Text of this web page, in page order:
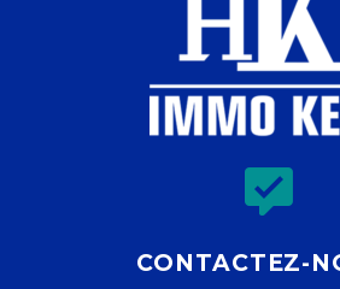


CONTACTEZ-